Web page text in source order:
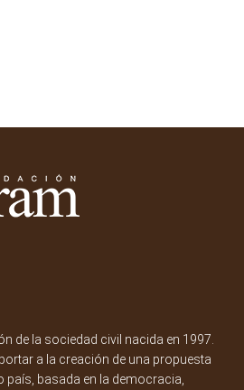
de la sociedad civil nacida en 1997.
a la creación de una propuesta
país, basada en la democracia,